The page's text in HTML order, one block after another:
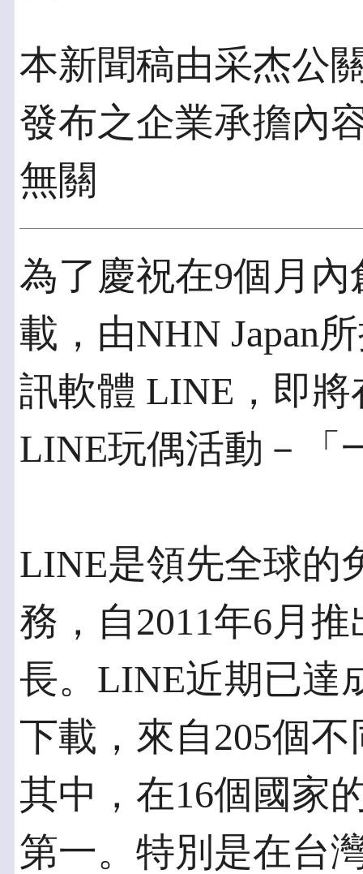
本新聞稿由采杰公
發布之企業承擔內
無關
為了慶祝在9個月
載，由NHN Japan
訊軟體 LINE，即
LINE玩偶活動－「
LINE是領先全球的
務，自2011年6月
長。LINE近期已達
下載，來自205個
其中，在16個國家
第一。特別是在台